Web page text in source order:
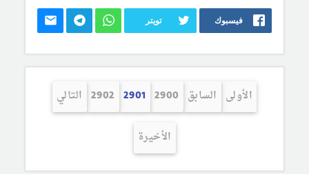
فيسبوك تويتر
الأولى السابق 2900
2901
2902 التالي
الأخيرة